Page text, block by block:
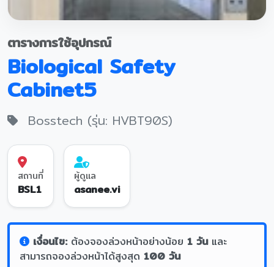
ตารางการใช้อุปกรณ์
Biological Safety
Cabinet5
Bosstech (รุ่น: HVBT90S)
สถานที่
BSL1
ผู้ดูแล
asanee.vi
เงื่อนไข:ต้องจองล่วงหน้าอย่างน้อย 1 วันและ
สามารถจองล่วงหน้าได้สูงสุด 100 วัน